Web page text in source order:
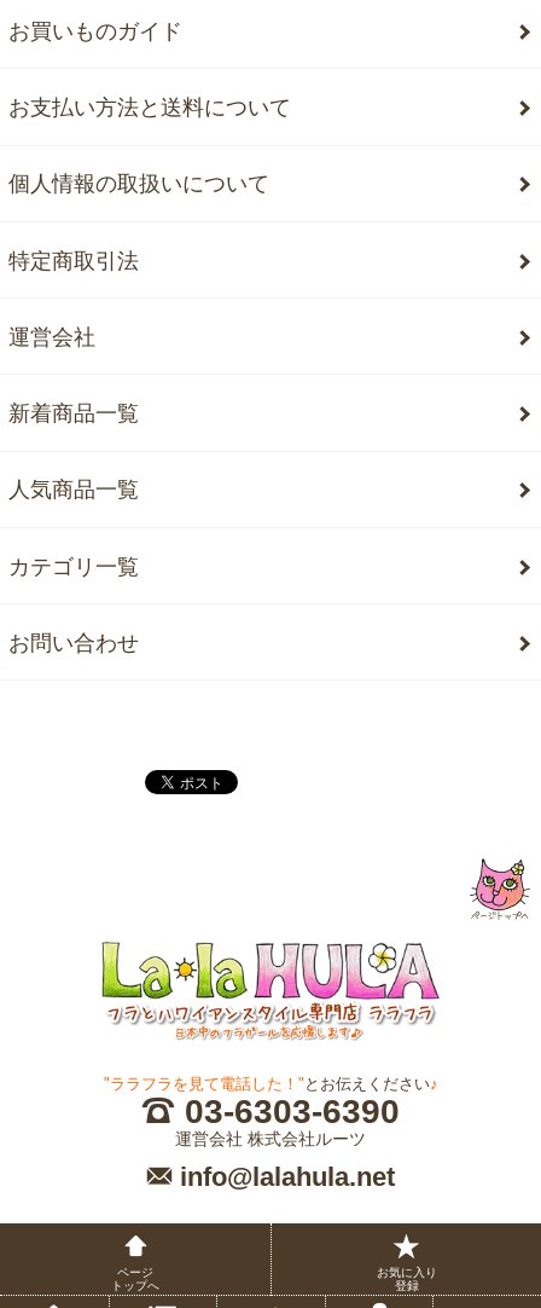
お買いものガイド
お支払い方法と送料について
個人情報の取扱いについて
特定商取引法
運営会社
新着商品一覧
人気商品一覧
カテゴリ一覧
お問い合わせ
"ララフラを見て電話した！" とお伝えください♪
03-6303-6390
運営会社 株式会社ルーツ
info@lalahula.net
ページ
トップへ
お気に入り
登録